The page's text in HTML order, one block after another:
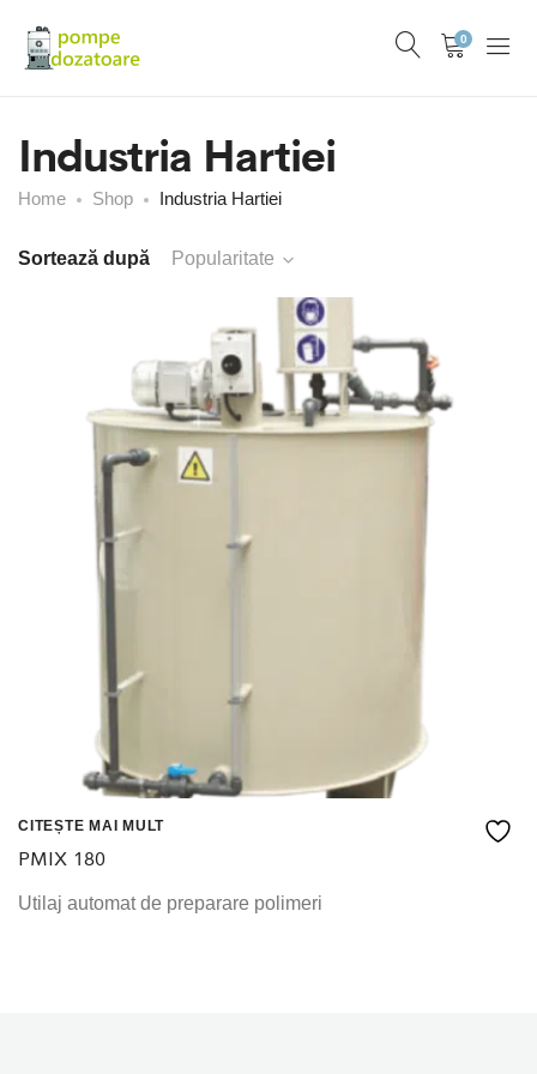
0
Industria Hartiei
Home Shop Industria Hartiei
Sortează după Popularitate
CITEȘTE MAI MULT
PMIX 180
Utilaj automat de preparare polimeri